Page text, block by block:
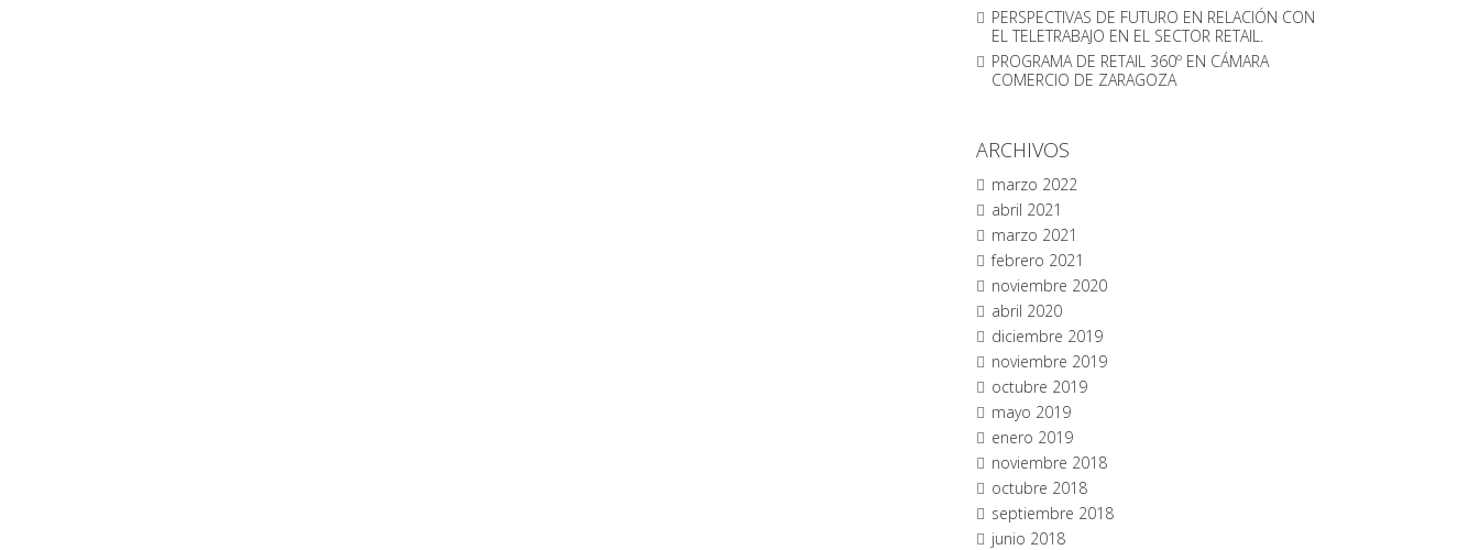
PERSPECTIVAS DE FUTURO EN RELACIÓN CON
EL TELETRABAJO EN EL SECTOR RETAIL.
PROGRAMA DE RETAIL 360º EN CÁMARA
COMERCIO DE ZARAGOZA
ARCHIVOS
marzo 2022
abril 2021
marzo 2021
febrero 2021
noviembre 2020
abril 2020
diciembre 2019
noviembre 2019
octubre 2019
mayo 2019
enero 2019
noviembre 2018
octubre 2018
septiembre 2018
junio 2018